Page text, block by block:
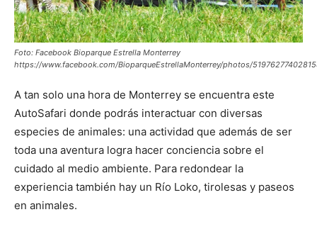
Foto: Facebook Bioparque Estrella Monterrey
https://www.facebook.com/BioparqueEstrellaMonterrey/photos/
A tan solo una hora de Monterrey se encuentra este
AutoSafari donde podrás interactuar con diversas
especies de animales: una actividad que además de ser
toda una aventura logra hacer conciencia sobre el
cuidado al medio ambiente. Para redondear la
experiencia también hay un Río Loko, tirolesas y paseos
en animales.